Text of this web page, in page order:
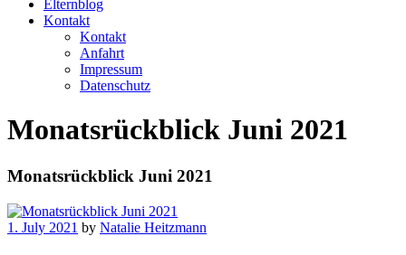
Elternblog
Kontakt
Kontakt
Anfahrt
Impressum
Datenschutz
Monatsrückblick Juni 2021
Monatsrückblick Juni 2021
1. July 2021 by Natalie Heitzmann